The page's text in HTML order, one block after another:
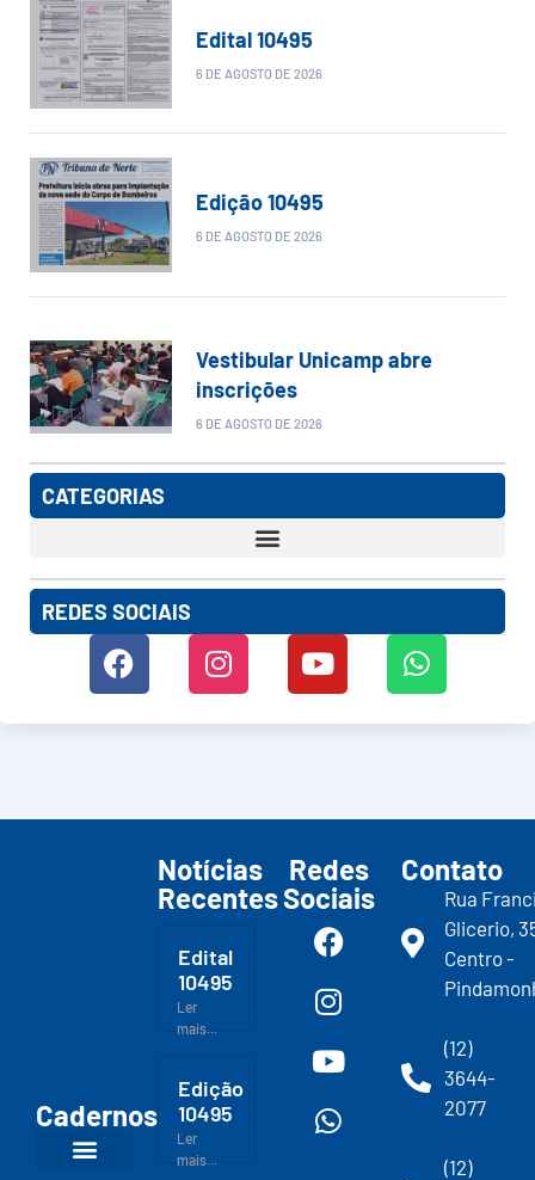
Edital 10495
6 DE AGOSTO DE 2026
Edição 10495
6 DE AGOSTO DE 2026
Vestibular Unicamp abre
inscrições
6 DE AGOSTO DE 2026
CATEGORIAS
REDES SOCIAIS
Cadernos
Notícias
Recentes
Edital
10495
Ler
mais...
Edição
10495
Ler
mais...
Redes
Sociais
Contato
Rua
Glicerio,
Centro -
(12)
3644-
2077
(12)